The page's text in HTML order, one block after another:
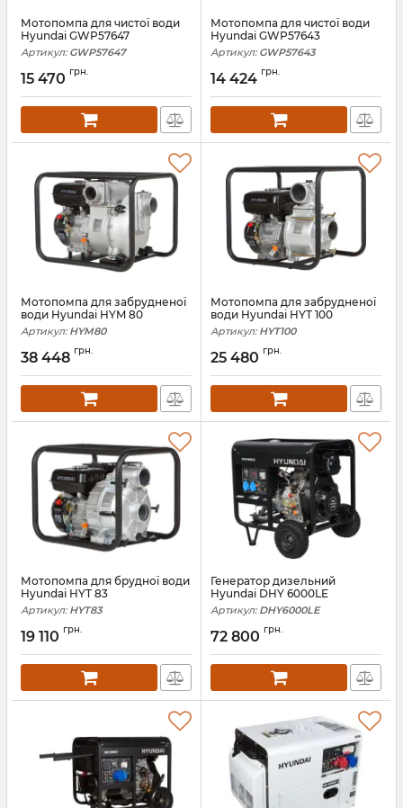
Мотопомпа для чистої води
Hyundai GWP57647
Артикул: GWP57647
15 470 грн.
Мотопомпа для чистої води
Hyundai GWP57643
Артикул: GWP57643
14 424 грн.
Мотопомпа для забрудненої
води Hyundai HYM 80
Артикул: HYM80
38 448 грн.
Мотопомпа для забрудненої
води Hyundai HYT 100
Артикул: HYT100
25 480 грн.
Мотопомпа для брудної води
Hyundai HYT 83
Артикул: HYT83
19 110 грн.
Генератор дизельний
Hyundai DHY 6000LE
Артикул: DHY6000LE
72 800 грн.